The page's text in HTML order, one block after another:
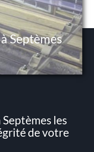
Septèmes
les
de votre